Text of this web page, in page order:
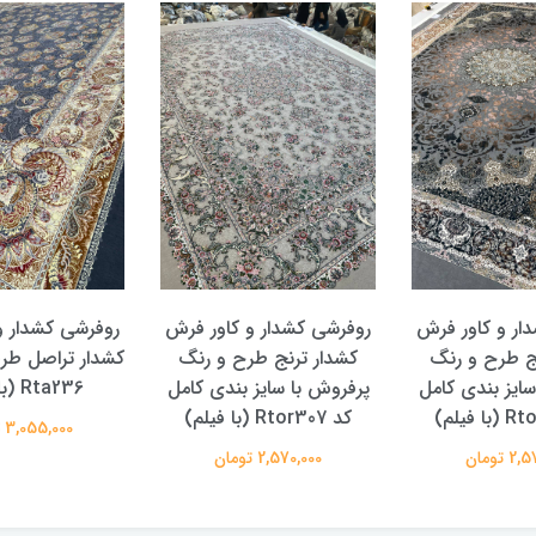
و کاور فرش
طرح و رنگ
بندی کامل
روفرشی کشدار و کاور فرش
کشدار ترنج طرح و رنگ
پرفروش با سایز بندی کامل
کد Rtor307 (با فیلم)
2,570,000 تومان
روفرشی کشدار
کشدار تراصل
Rta236 (با فیلم)
3,055,000 تومان